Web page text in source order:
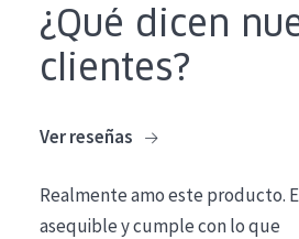
Crema de día
Crema de noche
Limpieza
¿Qué dicen
clientes?
Ver reseñas
Realmente amo este producto.
asequible y cumple con lo que